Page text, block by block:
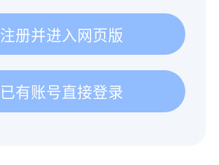
注册并进入网页版
已有账号直接登录